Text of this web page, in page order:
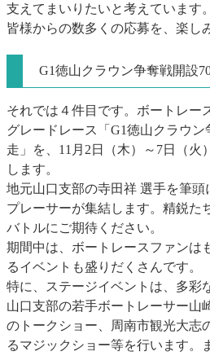
支えてまいりたいと考えています。
皆様からの数多くの応募を、楽し
G1徳山クラウン争奪戦開設
それでは４件目です。ボートレー
グレードレース「G1徳山クラウ
走」を、11月2日（木）～7日（火
します。
地元山口支部の寺田祥 選手を筆頭
プレーサーが集結します。精鋭た
バトルにご期待ください。
期間中は、ボートレースファンは
るイベントも盛りだくさんです。
特に、ステージイベントは、多彩
山口支部の若手ボートレーサー山
のトークショー、周南市観光大志
るマジックショー等を行います。